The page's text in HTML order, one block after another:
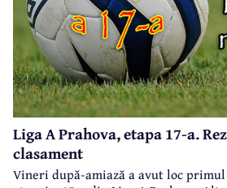
Liga A Prahova, etapa 17-a.
clasament
Vineri după-amiază a avut loc